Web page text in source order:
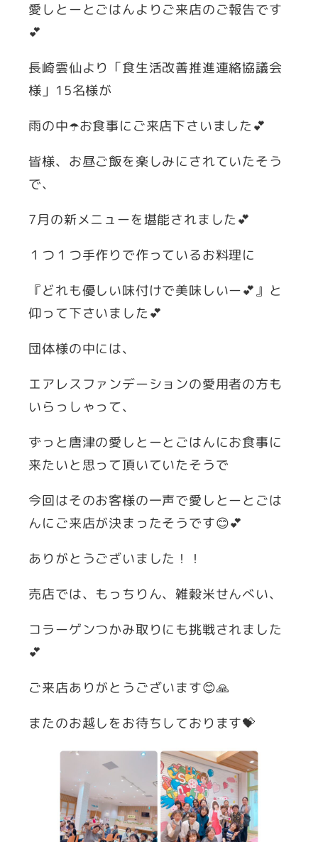
愛しとーとごはんよりご来店のご報告です
💕
長崎雲仙より「食生活改善推進連絡協議会
様」15名様が
雨の中☂️お食事にご来店下さいました💕
皆様、お昼ご飯を楽しみにされていたそう
で、
7月の新メニューを堪能されました💕
１つ１つ手作りで作っているお料理に
『どれも優しい味付けで美味しいー💕』と
仰って下さいました💕
団体様の中には、
エアレスファンデーションの愛用者の方も
いらっしゃって、
ずっと唐津の愛しとーとごはんにお食事に
来たいと思って頂いていたそうで
今回はそのお客様の一声で愛しとーとごは
んにご来店が決まったそうです😊💕
ありがとうございました！！
売店では、もっちりん、雑穀米せんべい、
コラーゲンつかみ取りにも挑戦されました
💕
ご来店ありがとうございます😊🙏
またのお越しをお待ちしております💝